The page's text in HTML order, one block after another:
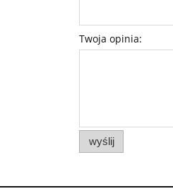
Twoja opinia:
wyślij